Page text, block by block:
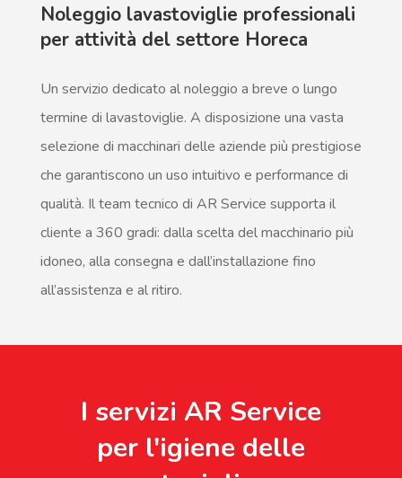
Noleggio lavastoviglie professionali
per attività del settore Horeca
Un servizio dedicato al noleggio a breve o lungo
termine di lavastoviglie. A disposizione una vasta
selezione di macchinari delle aziende più prestigiose
che garantiscono un uso intuitivo e performance di
qualità. Il team tecnico di AR Service supporta il
cliente a 360 gradi: dalla scelta del macchinario più
idoneo, alla consegna e dall’installazione fino
all’assistenza e al ritiro.
I servizi AR Service
per l'igiene delle